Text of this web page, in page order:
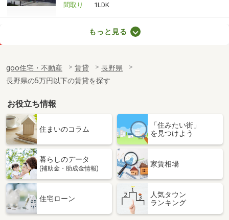
間取り
1LDK
長野県松本市浅間温泉２
専有面積
20.81m²
間取り
1K
長野県松本市小屋北１丁目
価 格
6.70万円
長野県松本市小屋北１丁目
専有面積 33.39m²
間取り
長野県長野市上松２丁目
住 所
長野県長野市上松２丁目
もっと見る
goo住宅・不動産 賃貸
長野県
長野県の5万円以下の賃貸を探す
お役立ち情報
住まいのコラム
「住みたい街」
を見つけよう
暮らしのデータ
(補助金・助成金情報)
家賃相場
住宅ローン
人気タウン
ランキング